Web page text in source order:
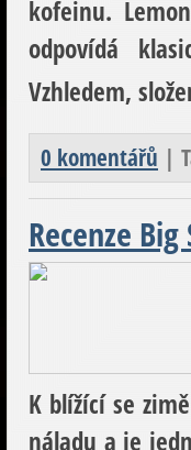
kofeinu.
odpovídá
Vzhledem,
0 komentářů |
Recenze
K blížící se
náladu a je